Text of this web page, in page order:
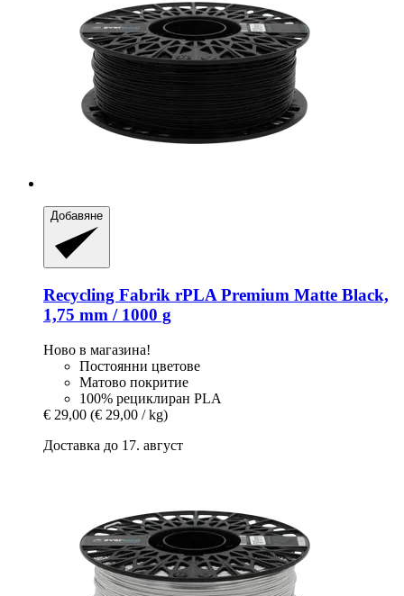
Добавяне
Recycling Fabrik rPLA Premium Matte Black,
1,75 mm / 1000 g
Ново в магазина!
Постоянни цветове
Матово покритие
100% рециклиран PLA
€ 29,00 (€ 29,00 / kg)
Доставка до 17. август